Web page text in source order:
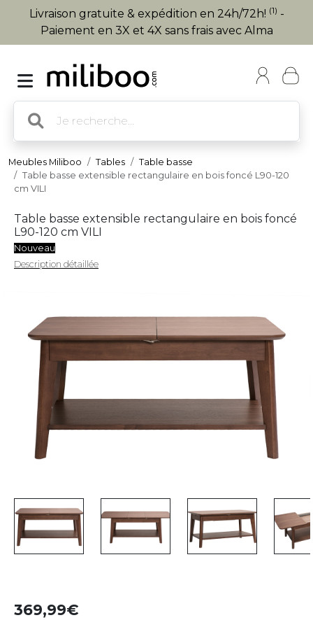
Livraison gratuite & expédition en 24h/72h! (1) -
Paiement en 3X et 4X sans frais avec Alma
Meubles Miliboo Tables
Table basse
Table basse extensible rectangulaire en bois foncé L90-120
cm VILI
Table basse extensible rectangulaire en bois foncé
L90-120 cm VILI
Nouveau
Description détaillée
369,99